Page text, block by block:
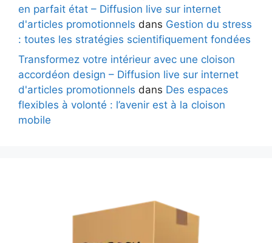
en parfait état – Diffusion live sur internet
d'articles promotionnels dans Gestion du stress
: toutes les stratégies scientifiquement fondées
Transformez votre intérieur avec une cloison
accordéon design – Diffusion live sur internet
d'articles promotionnels dans Des espaces
flexibles à volonté : l’avenir est à la cloison
mobile